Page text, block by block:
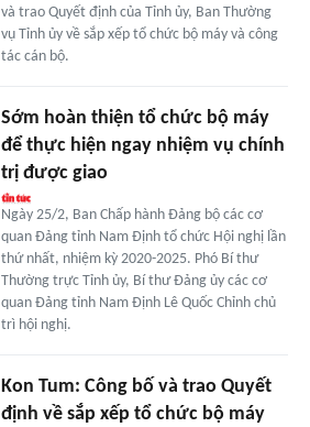
và trao Quyết định của Tỉnh ủy, Ban Thường
vụ Tỉnh ủy về sắp xếp tổ chức bộ máy và công
tác cán bộ.
Sớm hoàn thiện tổ chức bộ máy
để thực hiện ngay nhiệm vụ chính
trị được giao
Ngày 25/2, Ban Chấp hành Đảng bộ các cơ
quan Đảng tỉnh Nam Định tổ chức Hội nghị lần
thứ nhất, nhiệm kỳ 2020-2025. Phó Bí thư
Thường trực Tỉnh ủy, Bí thư Đảng ủy các cơ
quan Đảng tỉnh Nam Định Lê Quốc Chỉnh chủ
trì hội nghị.
Kon Tum: Công bố và trao Quyết
định về sắp xếp tổ chức bộ máy